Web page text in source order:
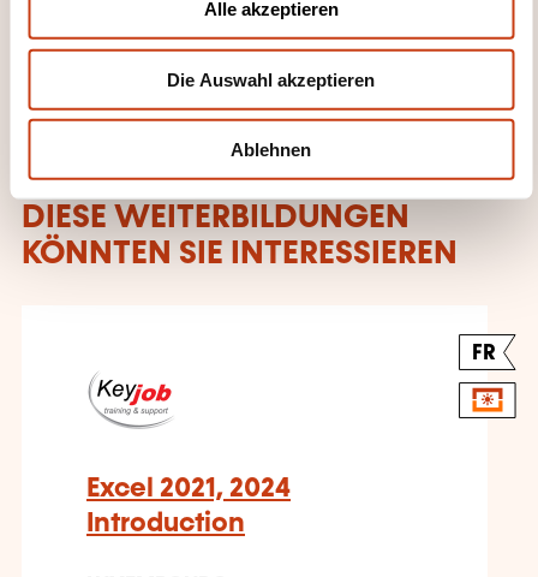
Alle akzeptieren
Die Auswahl akzeptieren
Ablehnen
DIESE WEITERBILDUNGEN
KÖNNTEN SIE INTERESSIEREN
FR
Excel 2021, 2024
Introduction